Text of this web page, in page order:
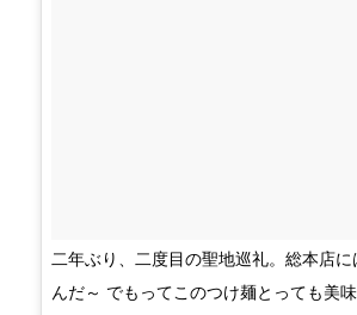
二年ぶり、二度目の聖地巡礼。総本店に
んだ～ でもってこのつけ麺とっても美